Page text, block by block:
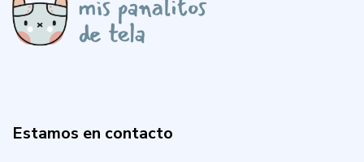
Estamos en contacto